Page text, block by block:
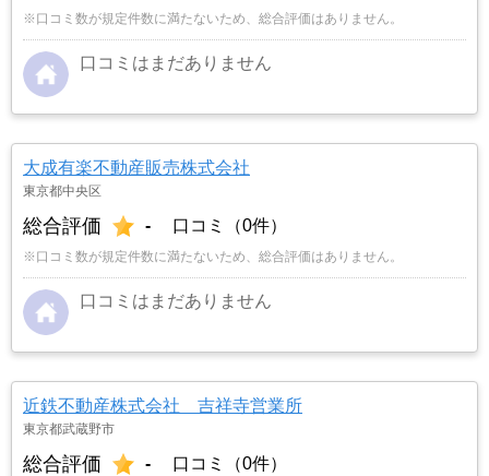
※口コミ数が規定件数に満たないため、総合評価はありません。
口コミはまだありません
大成有楽不動産販売株式会社
東京都中央区
総合評価 - 口コミ（0件）
※口コミ数が規定件数に満たないため、総合評価はありません。
口コミはまだありません
近鉄不動産株式会社 吉祥寺営業所
東京都武蔵野市
総合評価 - 口コミ（0件）